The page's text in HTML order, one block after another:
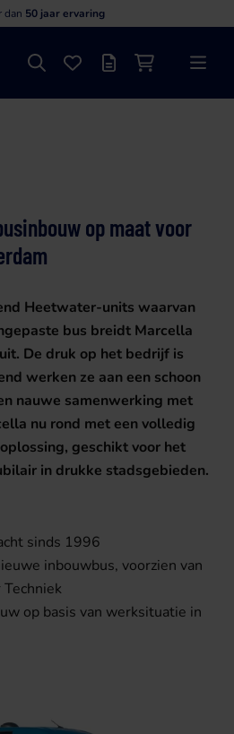
dan 50 jaar ervaring
ZoekenFavorieten
OffertelijstWinkelwagen
Menu
op maat voor
Heetwater-units waarvan
bus breidt Marcella
De druk op het bedrijf is
werken ze aan een schoon
nauwe samenwerking met
nu rond met een volledig
geschikt voor het
in drukke stadsgebieden.
sinds 1996
inbouwbus, voorzien van
op basis van werksituatie in